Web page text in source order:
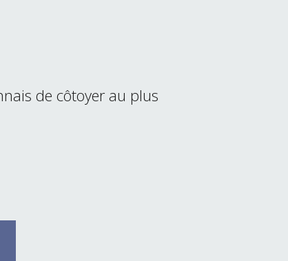
de côtoyer au plus